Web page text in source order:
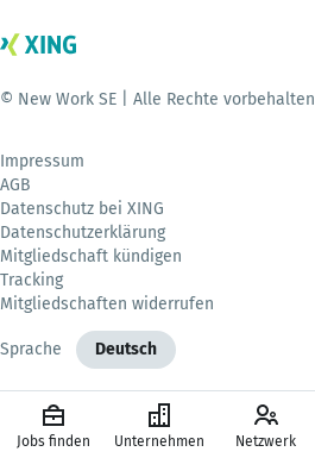
© New Work SE | Alle Rechte vorbehalten
Impressum
AGB
Datenschutz bei XING
Datenschutzerklärung
Mitgliedschaft kündigen
Tracking
Mitgliedschaften widerrufen
Sprache Deutsch
Jobs finden Unternehmen Netzwerk